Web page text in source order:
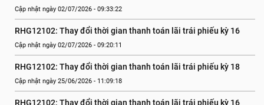
Cập nhật ngày 02/07/2026 - 09:33:22
RHG12102: Thay đổi thời gian thanh toán lãi trái phiếu kỳ 16
Cập nhật ngày 02/07/2026 - 09:20:11
RHG12102: Thay đổi thời gian thanh toán lãi trái phiếu kỳ 18
Cập nhật ngày 25/06/2026 - 11:09:18
RHG12102: Thay đổi thời gian thanh toán lãi trái phiếu kỳ 16